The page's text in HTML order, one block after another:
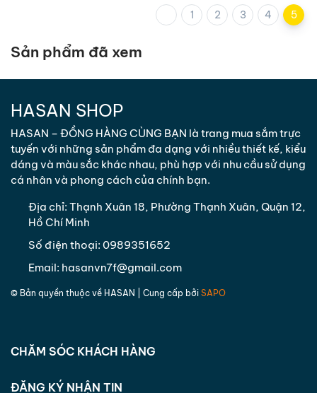
1 2 3 4 5
Sản phẩm đã xem
HASAN SHOP
HASAN – ĐỒNG HÀNG CÙNG BẠN là trang mua sắm trực
tuyến với những sản phẩm đa dạng với nhiều thiết kế, kiểu
dáng và màu sắc khác nhau, phù hợp với nhu cầu sử dụng
cá nhân và phong cách của chính bạn.
Địa chỉ: Thạnh Xuân 18, Phường Thạnh Xuân, Quận 12,
Hồ Chí Minh
Số điện thoại: 0989351652
Email: hasanvn7f@gmail.com
© Bản quyền thuộc về HASAN | Cung cấp bởi SAPO
CHĂM SÓC KHÁCH HÀNG
ĐĂNG KÝ NHẬN TIN